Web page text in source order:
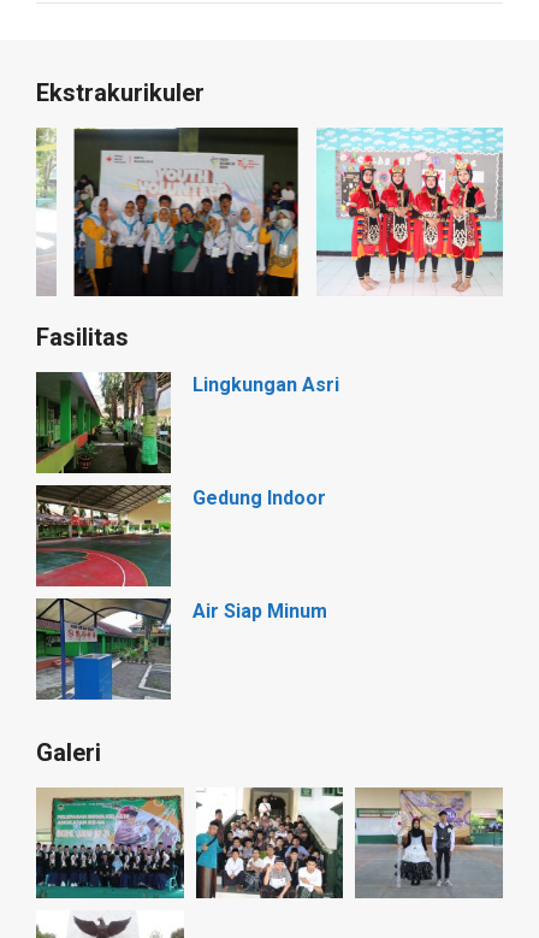
Ekstrakurikuler
Fasilitas
Lingkungan Asri
Gedung Indoor
Air Siap Minum
Galeri